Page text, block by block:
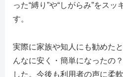
った“縛り”や“しがらみ”をス
す。
実際に家族や知人にも勧めた
んなに安く・簡単になったの
した。今後も利用者の声に柔